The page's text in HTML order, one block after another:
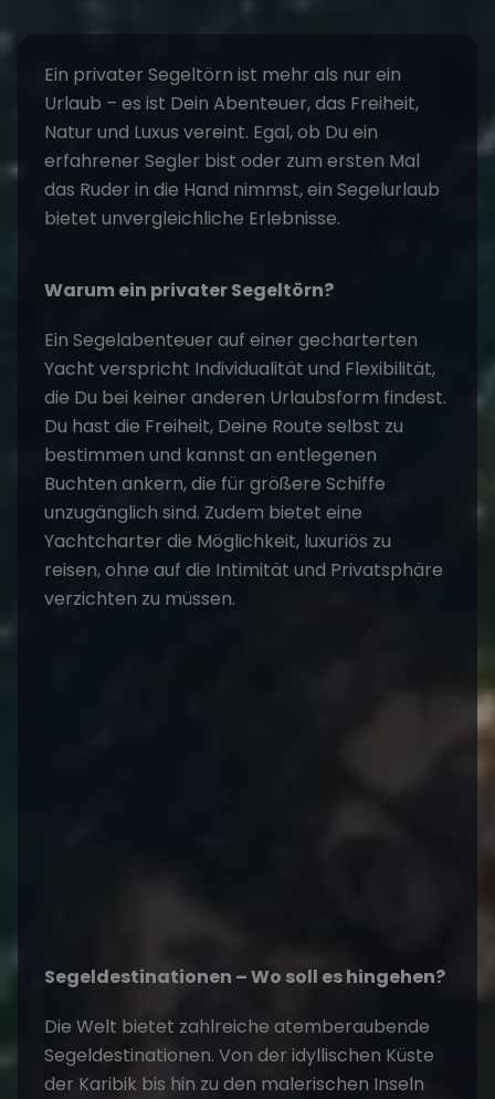
Ein privater Segeltörn ist mehr als nur ein
Urlaub – es ist Dein Abenteuer, das Freiheit,
Natur und Luxus vereint. Egal, ob Du ein
erfahrener Segler bist oder zum ersten Mal
das Ruder in die Hand nimmst, ein Segelurlaub
bietet unvergleichliche Erlebnisse.
Warum ein privater Segeltörn?
Ein Segelabenteuer auf einer gecharterten
Yacht verspricht Individualität und Flexibilität,
die Du bei keiner anderen Urlaubsform findest.
Du hast die Freiheit, Deine Route selbst zu
bestimmen und kannst an entlegenen
Buchten ankern, die für größere Schiffe
unzugänglich sind. Zudem bietet eine
Yachtcharter die Möglichkeit, luxuriös zu
reisen, ohne auf die Intimität und Privatsphäre
verzichten zu müssen.
Segeldestinationen – Wo soll es hingehen?
Die Welt bietet zahlreiche atemberaubende
Segeldestinationen. Von der idyllischen Küste
der Karibik bis hin zu den malerischen Inseln